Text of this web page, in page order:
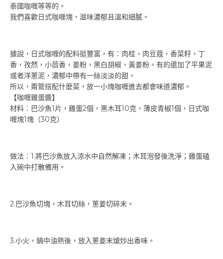
泰國咖喱等等的。
我們喜歡日式咖喱塊，滋味濃郁且溫和細膩。
據說，日式咖喱的配料挺豐富，有︰肉桂，肉豆蔻，香菜籽，丁
香，孜然，小茴香，姜粉，黑白胡椒，黃姜粉。有的還加了平果泥
或者洋蔥泥，濃郁中帶有一絲淡淡的甜。
所以，甭管搭配什麼菜，放一小塊咖喱進去都會味道濃郁。
【咖喱雞蛋醬】
材料︰巴沙魚1片，雞蛋2個，黑木耳10克，薄皮青椒1個，日式咖
喱塊1塊（30克）
做法︰1.將巴沙魚放入涼水中自然解凍；木耳泡發後洗淨；雞蛋磕
入碗中打散備用。
2.巴沙魚切塊，木耳切絲，蔥姜切碎末。
3.小火，鍋中油熱後，放入蔥姜末熗炒出香味。